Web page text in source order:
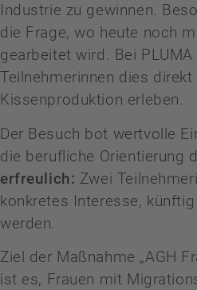
Industrie zu gewinnen.
die Frage, wo heute noch
gearbeitet wird. Bei
Teilnehmerinnen dies direkt
Kissenproduktion erleben.
Der Besuch bot wertvolle
die berufliche Orientierung
erfreulich: Zwei
konkretes Interesse,
werden.
Ziel der Maßnahme „AGH
ist es, Frauen mit